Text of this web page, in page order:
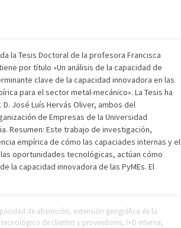
la Tesis Doctoral de la profesora Francisca
por título «Un análisis de la capacidad de
clave de la capacidad innovadora en las
para el sector metal-mecánico». La Tesis ha
José Luís Hervás Oliver, ambos del
de Empresas de la Universidad
Resumen: Este trabajo de investigación,
empírica de cómo las capaciades internas y el
oportunidades tecnológicas, actúan cómo
la capacidad innovadora de las PyMEs. El
de absorción, extensión geográfica de la
de clientes y proveedores, I+D interna,